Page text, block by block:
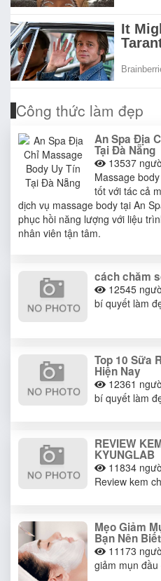
Công thức làm đẹp
An Spa Địa
Tại Đà Nẵng
13537
Massage
tốt với tác cả
dịch vụ massage body tại An
phục hồi năng lượng với liệu
nhân viên tận tâm.
cách chăm
12545
bí quyết làm
Top 10 Sữa
Hiện Nay
12361
bí quyết làm
REVIEW
KYUNGLAB
11834
Review kem
Mẹo Giảm
Bạn Nên Biết
11173
giảm mụn